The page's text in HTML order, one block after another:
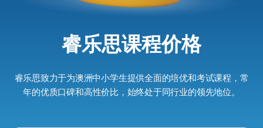
睿乐思课程价格
睿乐思致力于为澳洲中小学生提供全面的培优和考试课程，常
年的优质口碑和高性价比，始终处于同行业的领先地位。